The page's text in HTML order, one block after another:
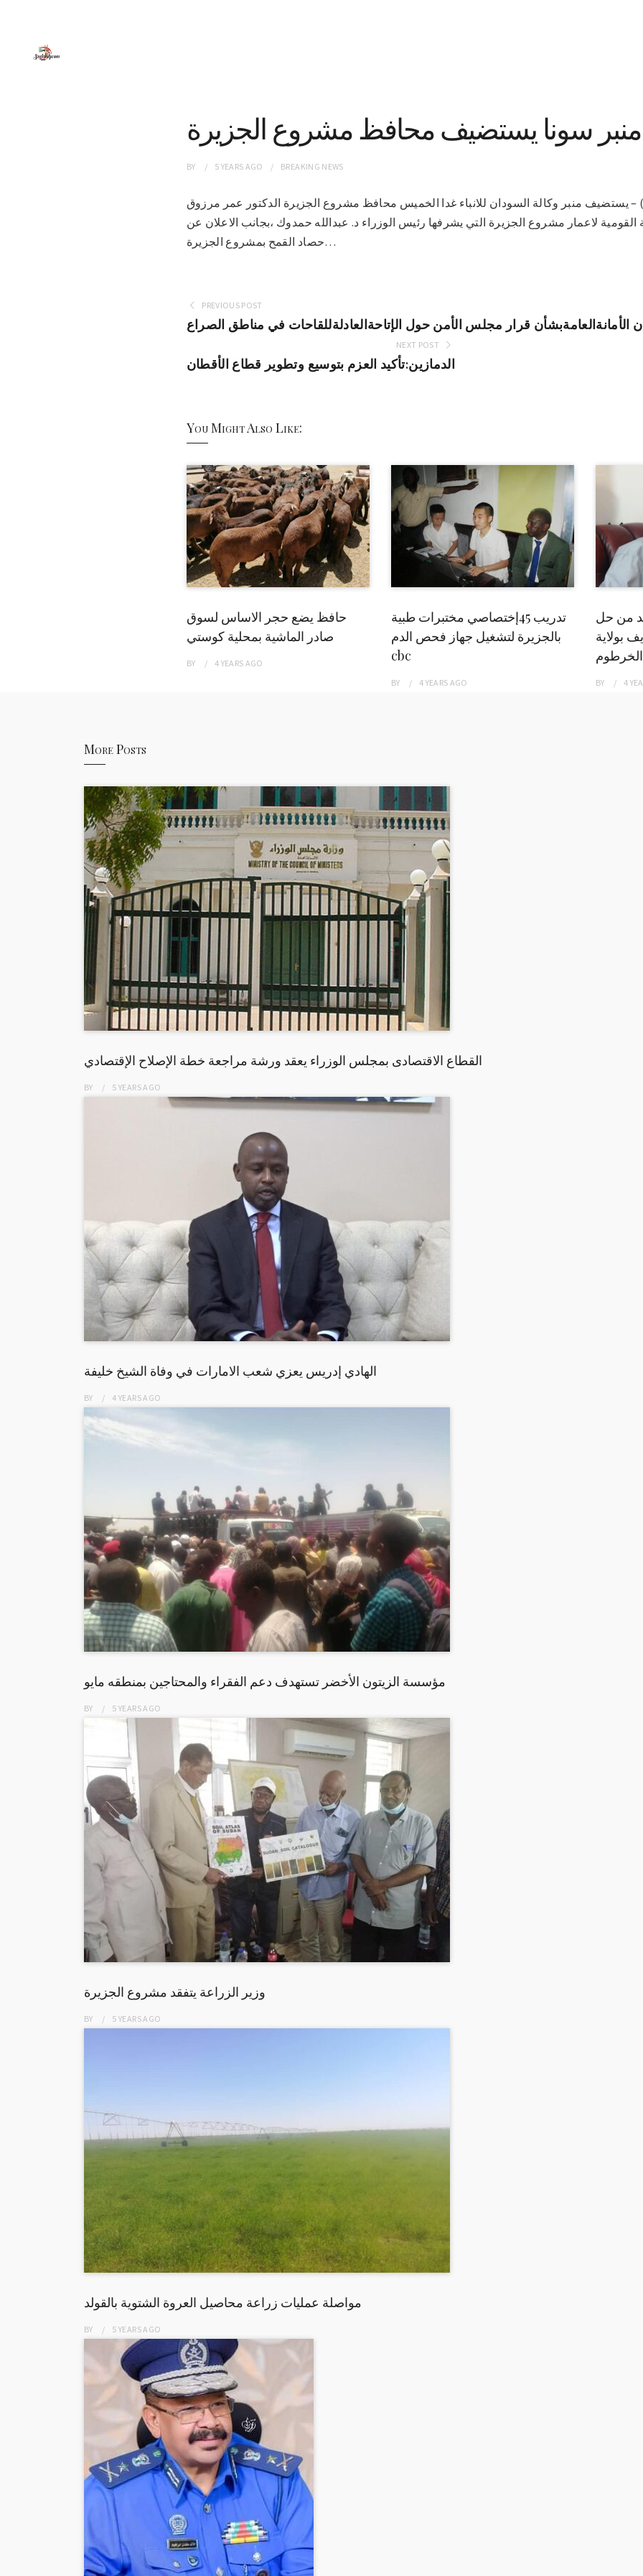
منبر سونا يستضيف محافظ مشروع الجزيرة
BY 5 YEARS AGO BREAKING NEWS
3-3-2021(سونا) – يستضيف منبر وكالة السودان للانباء غدا الخميس محافظ مشروع الجزيرة الدكتور عمر مرزوق
القومية لاعمار مشروع الجزيرة التي يشرفها رئيس الوزراء د. عبدالله حمدوك ،بجانب الاعلان عن
حصاد القمح بمشروع الجزيرة…
PREVIOUS POST
الأمانةالعامةبشأن قرار مجلس الأمن حول الإتاحةالعادلةللقاحات في مناطق الصراع
NEXT POST
الدمازين:تأكيد العزم بتوسيع وتطوير قطاع الأقطان
You Might Also Like:
حافظ يضع حجر الاساس لسوق
صادر الماشية بمحلية كوستي
BY 4 YEARS AGO
تدريب 45إختصاصي مختبرات طبية
بالجزيرة لتشغيل جهاز فحص الدم
cbc
BY 4 YEARS AGO
من حل
بولاية
الخرطوم
BY 4
More Posts
القطاع الاقتصادى بمجلس الوزراء يعقد ورشة مراجعة خطة الإصلاح الإقتصادي
BY 5 YEARSAGO
الهادي إدريس يعزي شعب الامارات في وفاة الشيخ خليفة
BY 4 YEARSAGO
مؤسسة الزيتون الأخضر تستهدف دعم الفقراء والمحتاجين بمنطقه مايو
BY 5 YEARSAGO
وزير الزراعة يتفقد مشروع الجزيرة
BY 5 YEARSAGO
مواصلة عمليات زراعة محاصيل العروة الشتوية بالقولد
BY 5 YEARSAGO